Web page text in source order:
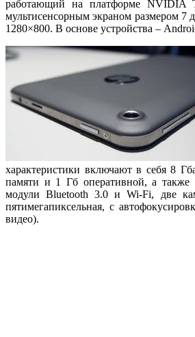
работающий на платформе NVIDIA
мультисенсорным экраном размером 7
1280×800. В основе устройства –
характеристики включают в себя 8
памяти и 1 Гб оперативной, а также
модули Bluetooth 3.0 и Wi-Fi, две
пятимегапиксельная, с
видео).